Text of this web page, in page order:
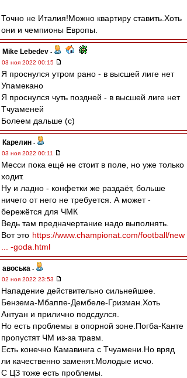
Точно не Италия!Можно квартиру ставить.Хоть
они и чемпионы Европы.
Mike Lebedev -
03 ноя 2022 00:15
Я проснулся утром рано - в высшей лиге нет
Упамекано
Я проснулся чуть поздней - в высшей лиге нет
Тчуаменей
Болеем дальше (с)
Карелин -
03 ноя 2022 00:11
Месси пока ещё не стоит в поле, но уже только
ходит.
Ну и ладно - конфетки же раздаёт, больше
ничего от него не требуется. А может -
бережётся для ЧМК
Ведь там предначертание надо выполнять.
Вот это https://www.championat.com/football/new
... -goda.html
авоська -
02 ноя 2022 23:53
Нападение действительно сильнейшее.
Бензема-Мбаппе-Дембеле-Гризман.Хоть
Антуан и прилично подсдулся.
Но есть проблемы в опорной зоне.Погба-Канте
пропустят ЧМ из-за травм.
Есть конечно Камавинга с Тчуамени.Но вряд
ли качественно заменят.Молодые исчо.
С ЦЗ тоже есть проблемы.